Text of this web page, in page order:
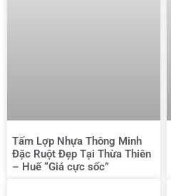
Tấm Lợp Nhựa Thông Minh
Đặc Ruột Đẹp Tại Thừa Thiên
– Huế “Giá cực sốc”